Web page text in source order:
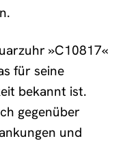
»C10817«
für seine
bekannt ist.
gegenüber
und